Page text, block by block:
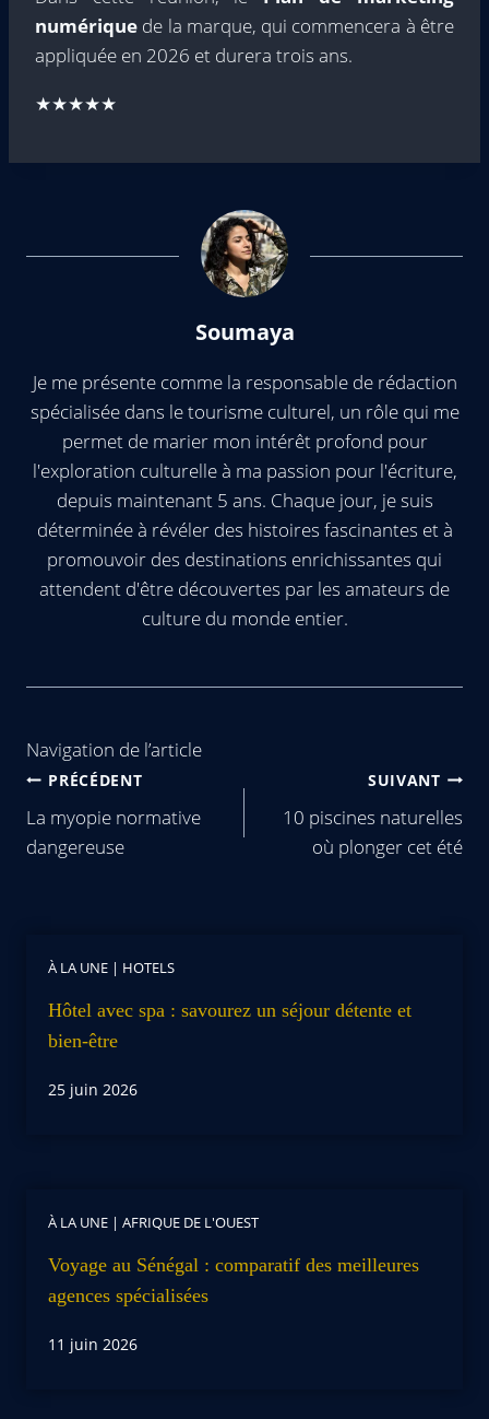
numérique de la marque, qui commencera à être
appliquée en 2026 et durera trois ans.
★★★★★
Soumaya
Je me présente comme la responsable de rédaction
spécialisée dans le tourisme culturel, un rôle qui me
permet de marier mon intérêt profond pour
l'exploration culturelle à ma passion pour l'écriture,
depuis maintenant 5 ans. Chaque jour, je suis
déterminée à révéler des histoires fascinantes et à
promouvoir des destinations enrichissantes qui
attendent d'être découvertes par les amateurs de
culture du monde entier.
Navigation de l’article
PRÉCÉDENT
La myopie normative
dangereuse
SUIVANT
10 piscines naturelles
où plonger cet été
À LA UNE | HOTELS
Hôtel avec spa : savourez un séjour détente et
bien-être
25 juin 2026
À LA UNE | AFRIQUE DE L'OUEST
Voyage au Sénégal : comparatif des meilleures
agences spécialisées
11 juin 2026